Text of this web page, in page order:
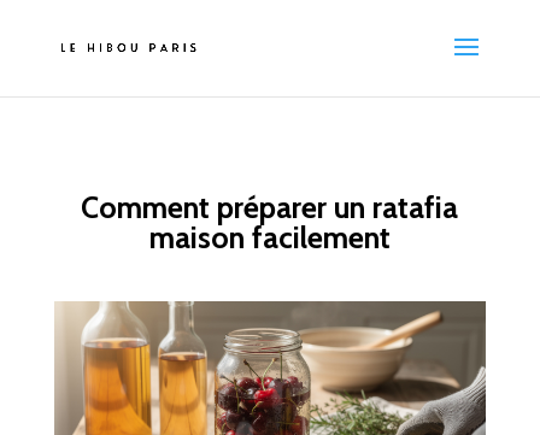
Comment préparer un ratafia
maison facilement